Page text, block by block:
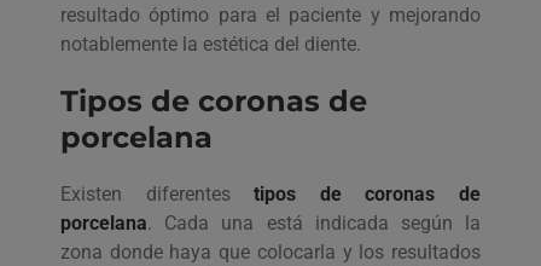
resultado óptimo para el paciente y mejorando
notablemente la estética del diente.
Tipos de coronas de
porcelana
Existen diferentestipos de coronas de
porcelana. Cada una está indicada según la
zona donde haya que colocarla y los resultados